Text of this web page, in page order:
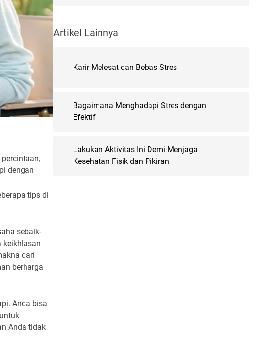
dengan
tips di
sebaik-
keikhlasan
dari
berharga
Anda bisa
Anda tidak
Artikel Lainnya
Karir Melesat dan Bebas Stres
Bagaimana Menghadapi Stres dengan
Efektif
Lakukan Aktivitas Ini Demi Menjaga
Kesehatan Fisik dan Pikiran